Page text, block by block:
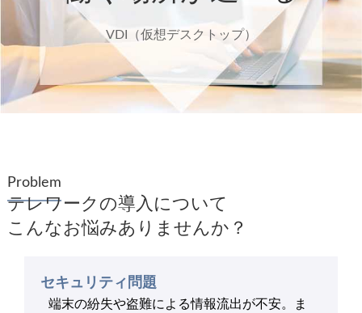
VDI（仮想デスクトップ）
Problem
テレワークの導入について
こんなお悩みありませんか？
セキュリティ問題
端末の紛失や盗難による情報流出が不安。ま